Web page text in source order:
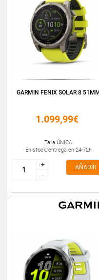
GARMIN FENIX SOLAR 8 51MM
1.099,99€
Talla ÚNICA
En stock, entrega en 24-72h
+
-
+
-
AÑADIR